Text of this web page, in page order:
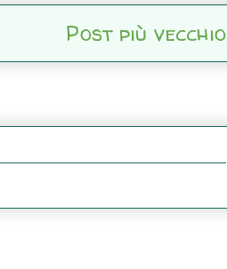
Post più vecchio